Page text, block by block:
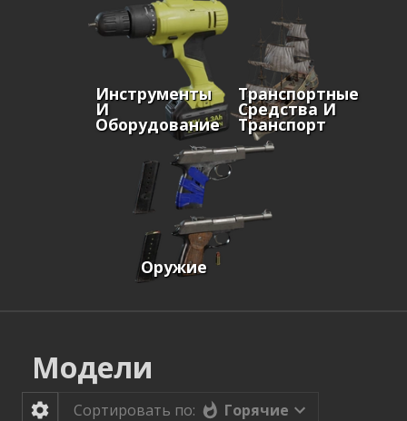
Инструменты
И
Оборудование
Транспортные
Средства И
Транспорт
Оружие
Модели
Сортировать по:
Горячие